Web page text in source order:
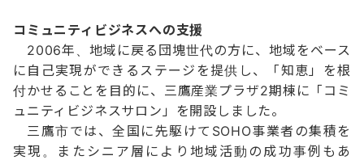
コミュニティビジネスへの支援
2006年、地域に戻る団塊世代の方に、地域をベース
に自己実現ができるステージを提供し、「知恵」を根
付かせることを目的に、三鷹産業プラザ2期棟に「コミ
ュニティビジネスサロン」を開設しました。
三鷹市では、全国に先駆けてSOHO事業者の集積を
実現。またシニア層により地域活動の成功事例もあ